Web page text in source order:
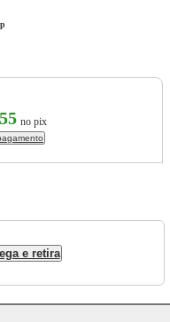
no pix
e retira